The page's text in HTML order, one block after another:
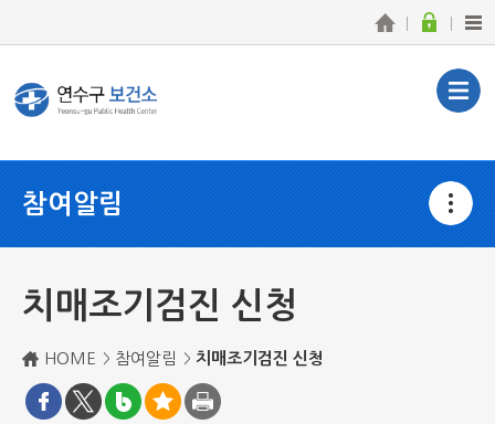
참여알림
치매조기검진 신청
HOME 참여알림 치매조기검진 신청